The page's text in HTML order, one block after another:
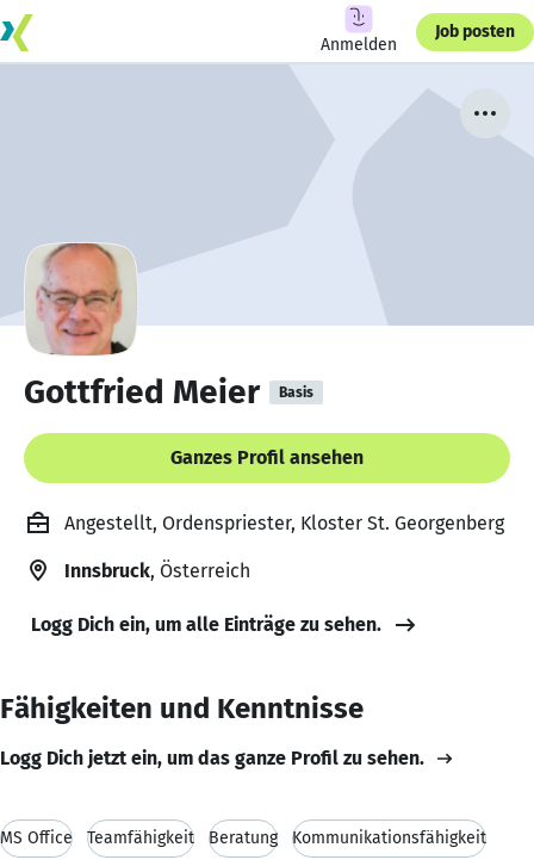
Anmelden
Job posten
Gottfried Meier Basis
Ganzes Profil ansehen
Angestellt, Ordenspriester, Kloster St. Georgenberg
Innsbruck, Österreich
Logg Dich ein, um alle Einträge zu sehen.
Fähigkeiten und Kenntnisse
Logg Dich jetzt ein, um das ganze Profil zu sehen.
MS Office Teamfähigkeit Beratung Kommunikationsfähigkeit